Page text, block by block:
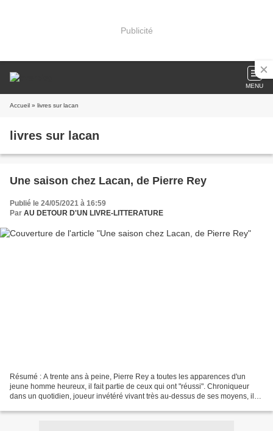
Publicité
MENU
Accueil » livres sur lacan
livres sur lacan
Une saison chez Lacan, de Pierre Rey
Publié le 24/05/2021 à 16:59
Par AU DETOUR D'UN LIVRE-LITTERATURE
Résumé : A trente ans à peine, Pierre Rey a toutes les apparences d'un
jeune homme heureux, il fait partie de ceux qui ont "réussi". Chroniqueur
dans un quotidien, joueur invétéré vivant très au-dessus de ses moyens, il